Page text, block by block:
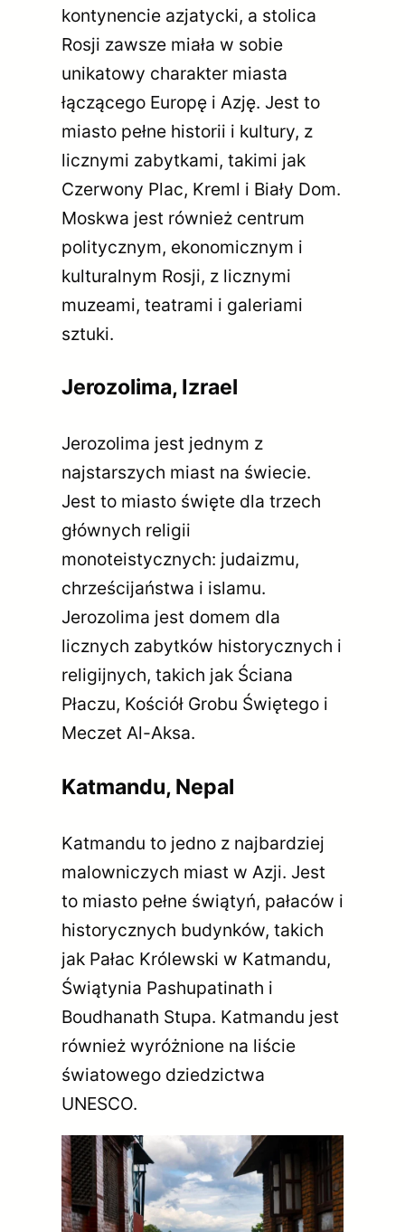
kontynencie azjatycki, a stolica
Rosji zawsze miała w sobie
unikatowy charakter miasta
łączącego Europę i Azję. Jest to
miasto pełne historii i kultury, z
licznymi zabytkami, takimi jak
Czerwony Plac, Kreml i Biały Dom.
Moskwa jest również centrum
politycznym, ekonomicznym i
kulturalnym Rosji, z licznymi
muzeami, teatrami i galeriami
sztuki.
Jerozolima, Izrael
Jerozolima jest jednym z
najstarszych miast na świecie.
Jest to miasto święte dla trzech
głównych religii
monoteistycznych: judaizmu,
chrześcijaństwa i islamu.
Jerozolima jest domem dla
licznych zabytków historycznych i
religijnych, takich jak Ściana
Płaczu, Kościół Grobu Świętego i
Meczet Al-Aksa.
Katmandu, Nepal
Katmandu to jedno z najbardziej
malowniczych miast w Azji. Jest
to miasto pełne świątyń, pałaców i
historycznych budynków, takich
jak Pałac Królewski w Katmandu,
Świątynia Pashupatinath i
Boudhanath Stupa. Katmandu jest
również wyróżnione na liście
światowego dziedzictwa
UNESCO.